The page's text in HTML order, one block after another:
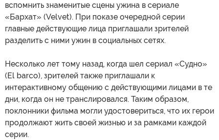
вспомнить знаменитые сцены ужина в сериале
«Бархат» (Velvet). При показе очередной серии
главные действующие лица приглашали зрителей
разделить с ними ужин в социальных сетях.
Несколько лет тому назад, когда шел сериал «Судно»
(El barco), зрителей также приглашали к
интерактивному общению с действующими лицами в те
дни, когда он не транслировался. Таким образом,
поклонники фильма могли удостовериться, что их герои
продолжают жить своей жизнью и за рамками каждой
серии.